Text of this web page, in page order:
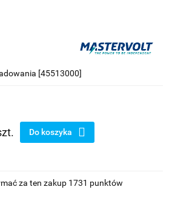
[45513000]
Do koszyka
za ten zakup 1731 punktów